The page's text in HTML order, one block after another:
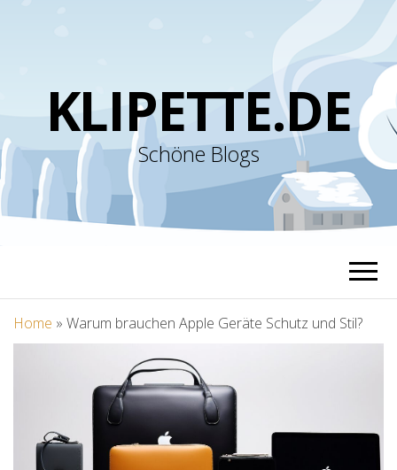
KLIPETTE.DE
Schöne Blogs
Home » Warum brauchen Apple Geräte Schutz und Stil?